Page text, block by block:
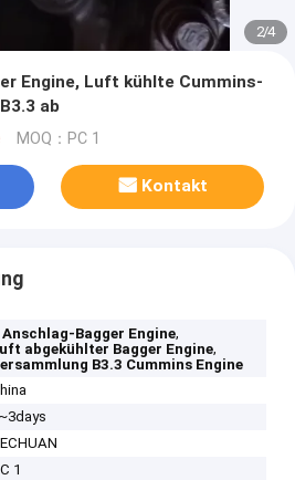
2/4
Engine, Luft kühlte Cummins-
ab
MOQ：PC 1
Kontakt
Anschlag-Bagger Engine,
abgekühlter Bagger Engine,
B3.3 Cummins Engine
1